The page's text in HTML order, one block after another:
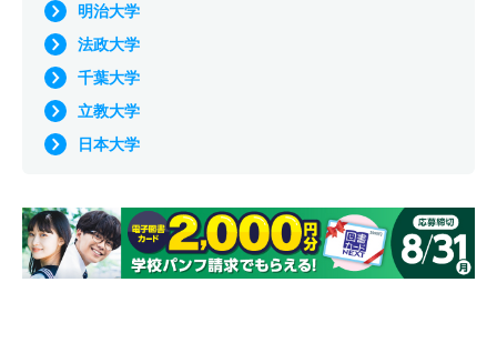
明治大学
法政大学
千葉大学
立教大学
日本大学